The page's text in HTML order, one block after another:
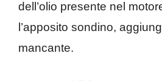
dell’olio presente nel
l’apposito sondino,
mancante.